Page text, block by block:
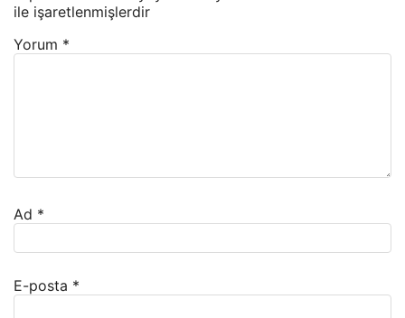
ile işaretlenmişlerdir
Yorum *
Ad *
E-posta *